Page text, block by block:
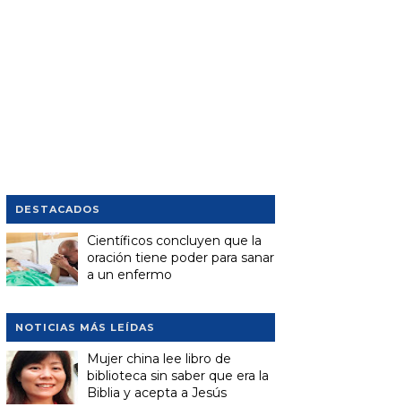
DESTACADOS
Científicos concluyen que la
oración tiene poder para sanar
a un enfermo
NOTICIAS MÁS LEÍDAS
Mujer china lee libro de
biblioteca sin saber que era la
Biblia y acepta a Jesús